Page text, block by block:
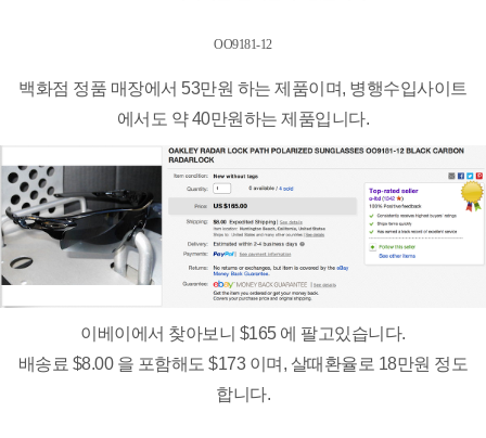
OO9181-12
백화점 정품 매장에서 53만원 하는 제품이며, 병행수입사이트
에서도 약 40만원하는 제품입니다.
이베이에서 찾아보니 $165 에 팔고있습니다.
배송료 $8.00 을 포함해도 $173 이며, 살때환율로 18만원 정도
합니다.